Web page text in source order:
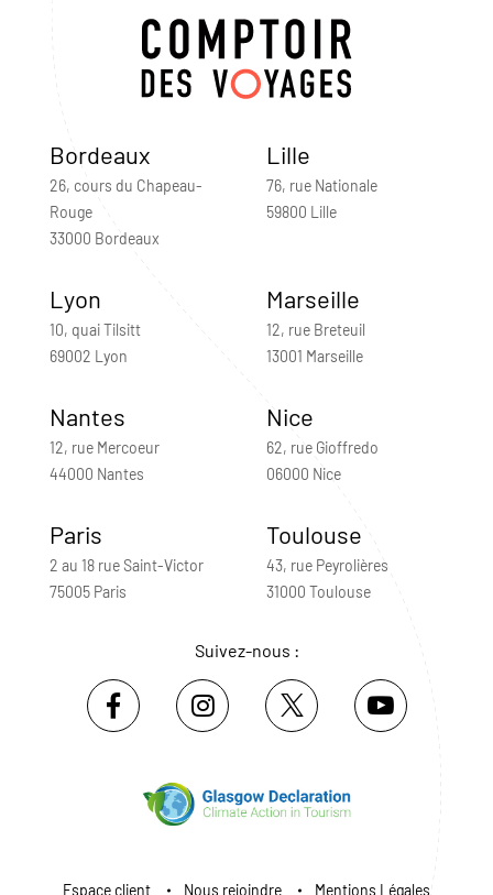
Bordeaux
26, cours du Chapeau-
Rouge
33000 Bordeaux
Lille
76, rue Nationale
59800 Lille
Lyon
10, quai Tilsitt
69002 Lyon
Marseille
12, rue Breteuil
13001 Marseille
Nantes
12, rue Mercoeur
44000 Nantes
Nice
62, rue Gioffredo
06000 Nice
Paris
2 au 18 rue Saint-Victor
75005 Paris
Toulouse
43, rue Peyrolières
31000 Toulouse
Suivez-nous :
Espace client Nous rejoindre Mentions Légales